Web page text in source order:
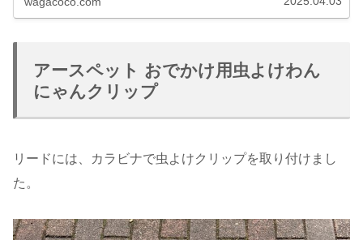
アースペット おでかけ用虫よけわん
にゃんクリップ
リードには、カラビナで虫よけクリップを取り付けまし
た。